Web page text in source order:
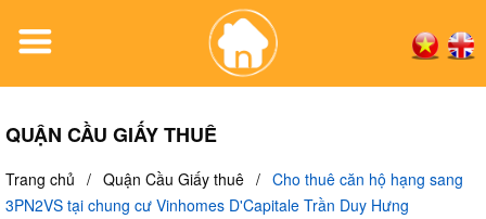
QUẬN CẦU GIẤY THUÊ
Trang chủ / Quận Cầu Giấy thuê / Cho thuê căn hộ hạng sang
3PN2VS tại chung cư Vinhomes D'Capitale Trần Duy Hưng